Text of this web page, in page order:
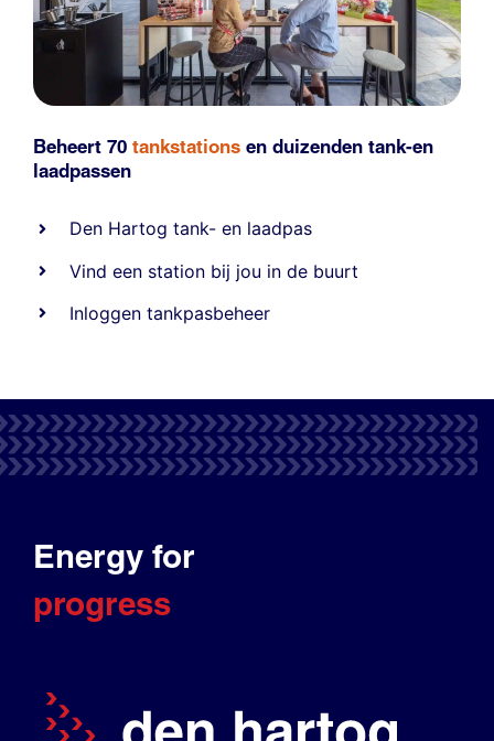
Beheert 70 tankstations en duizenden tank-en
laadpassen
Den Hartog tank- en laadpas
Vind een station bij jou in de buurt
Inloggen tankpasbeheer
Energy for
progress